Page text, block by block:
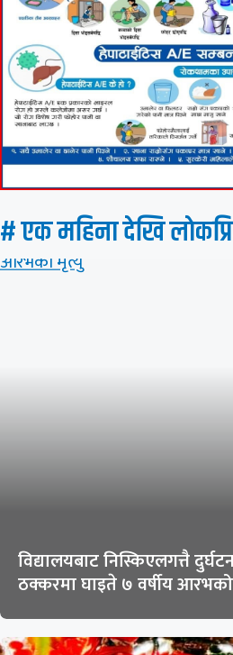
# एक महिना देखि
विद्यालयबाट निस्किएलगत्तै
ठक्करमा घाइते ७ वर्षीय